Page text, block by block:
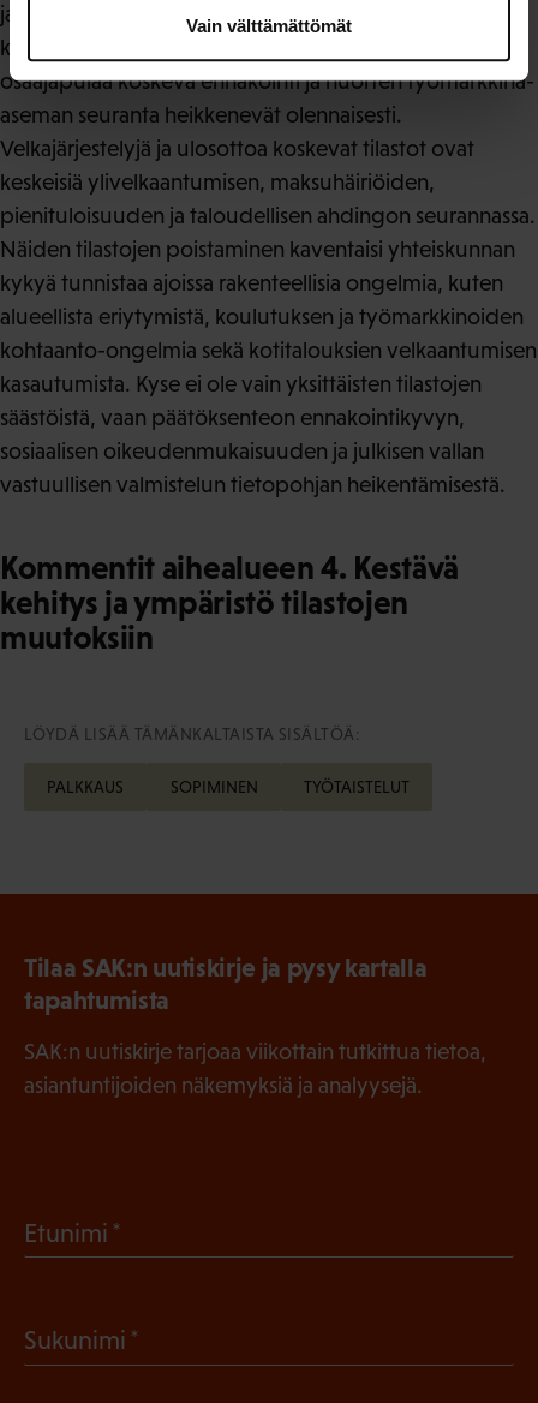
Vain välttämättömät
jatko-opintoja ja työelämäosallisuutta eri aloilla ja
koulutusasteilla; ilman sitä koulutuksen mitoitus,
osaajapulaa koskeva ennakointi ja nuorten työmarkkina-
aseman seuranta heikkenevät olennaisesti.
Velkajärjestelyjä ja ulosottoa koskevat tilastot ovat
keskeisiä ylivelkaantumisen, maksuhäiriöiden,
pienituloisuuden ja taloudellisen ahdingon seurannassa.
Näiden tilastojen poistaminen kaventaisi yhteiskunnan
kykyä tunnistaa ajoissa rakenteellisia ongelmia, kuten
alueellista eriytymistä, koulutuksen ja työmarkkinoiden
kohtaanto-ongelmia sekä kotitalouksien velkaantumisen
kasautumista. Kyse ei ole vain yksittäisten tilastojen
säästöistä, vaan päätöksenteon ennakointikyvyn,
sosiaalisen oikeudenmukaisuuden ja julkisen vallan
vastuullisen valmistelun tietopohjan heikentämisestä.
Kommentit aihealueen 4. Kestävä
kehitys ja ympäristö tilastojen
muutoksiin
LÖYDÄ LISÄÄ TÄMÄNKALTAISTA SISÄLTÖÄ:
PALKKAUS SOPIMINEN TYÖTAISTELUT
Tilaa SAK:n uutiskirje ja pysy kartalla
tapahtumista
SAK:n uutiskirje tarjoaa viikottain tutkittua tietoa,
asiantuntijoiden näkemyksiä ja analyysejä.
Etunimi
Sukunimi
P